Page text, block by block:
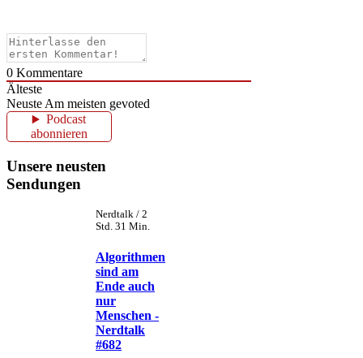
0 Kommentare
Älteste
Neuste Am meisten gevoted
Podcast
abonnieren
Unsere neusten
Sendungen
Nerdtalk / 2
Std. 31 Min.
Algorithmen
sind am
Ende auch
nur
Menschen -
Nerdtalk
#682